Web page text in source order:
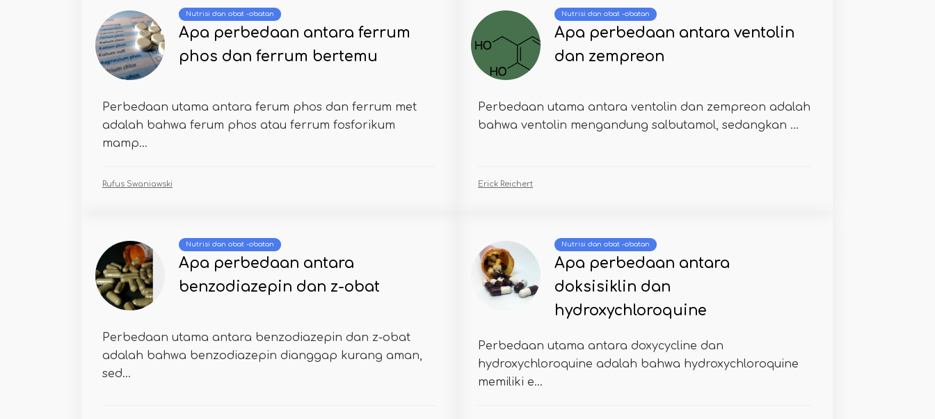
Nutrisi dan obat -obatan
Apa perbedaan antara ferrum
phos dan ferrum bertemu
Perbedaan utama antara ferum phos dan ferrum met
adalah bahwa ferum phos atau ferrum fosforikum
mamp...
Rufus Swaniawski
Nutrisi dan obat -obatan
Apa perbedaan antara ventolin
dan zempreon
Perbedaan utama antara ventolin dan zempreon adalah
bahwa ventolin mengandung salbutamol, sedangkan ...
Erick Reichert
Nutrisi dan obat -obatan
Apa perbedaan antara
benzodiazepin dan z-obat
Perbedaan utama antara benzodiazepin dan z-obat
adalah bahwa benzodiazepin dianggap kurang aman,
sed...
Nutrisi dan obat -obatan
Apa perbedaan antara
doksisiklin dan
hydroxychloroquine
Perbedaan utama antara doxycycline dan
hydroxychloroquine adalah bahwa hydroxychloroquine
memiliki e...